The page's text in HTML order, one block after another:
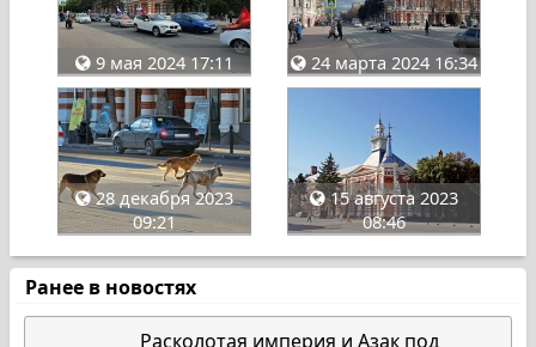
9 мая 2024 17:11 24 марта 2024 16:34
28 декабря 2023
09:21
15 августа 2023
08:46
Ранее в новостях
Расколотая империя и Азак под